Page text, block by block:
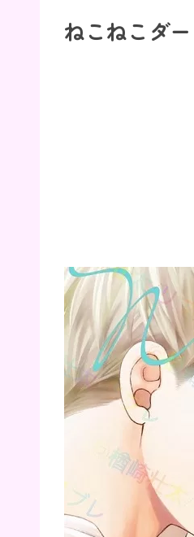
ねこねこダ